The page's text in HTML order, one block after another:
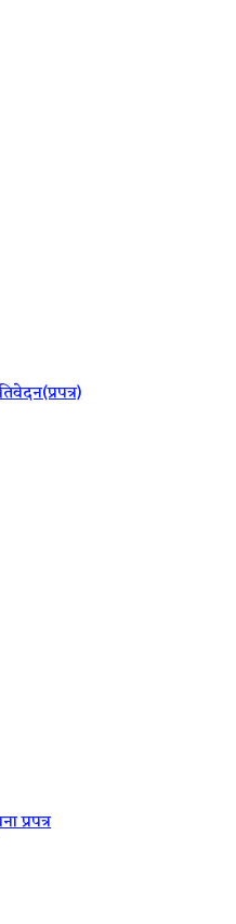
प्रपत्र